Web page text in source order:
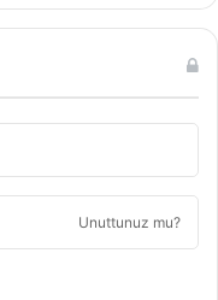
Unuttunuz mu?